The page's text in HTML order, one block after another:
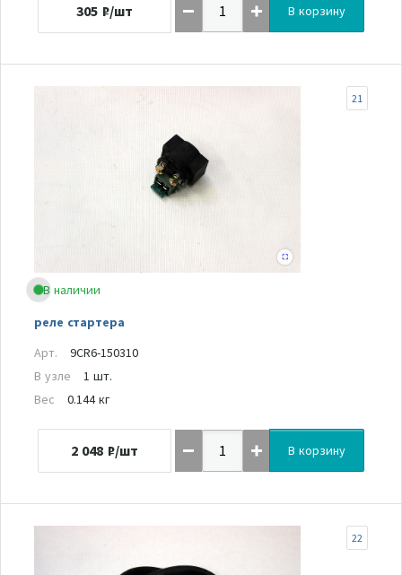
305 ₽/шт В корзину
В наличии
реле стартера
21
Арт.
9CR6-150310
В узле
1 шт.
Вес
0.144 кг
2 048 ₽/шт В корзину
22